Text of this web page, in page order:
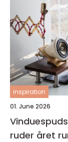
inspiration
01. June 2026
ruder året